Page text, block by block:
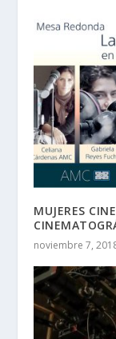
MUJERES
noviembre 7,